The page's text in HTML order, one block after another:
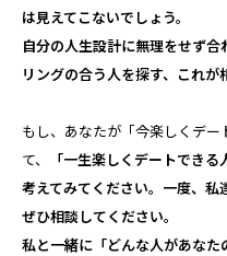
は見えてこないでしょう。
自分の人生設計に無理をせず
リングの合う人を探す、これが
もし、あなたが「今楽しくデー
て、
「一生楽しくデートでき
考えてみてください。一度、私
ぜひ相談してください。
私と一緒に「どんな人があな